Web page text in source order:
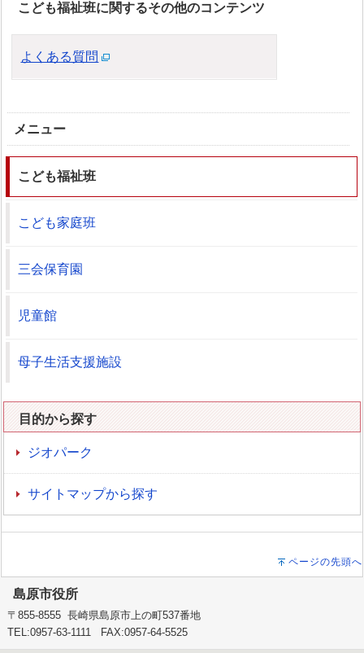
こども福祉班に関するその他のコンテンツ
よくある質問
メニュー
こども福祉班
こども家庭班
三会保育園
児童館
母子生活支援施設
目的から探す
ジオパーク
サイトマップから探す
ページの先頭へ
島原市役所
〒855-8555 長崎県島原市上の町537番地
TEL:0957-63-1111 FAX:0957-64-5525